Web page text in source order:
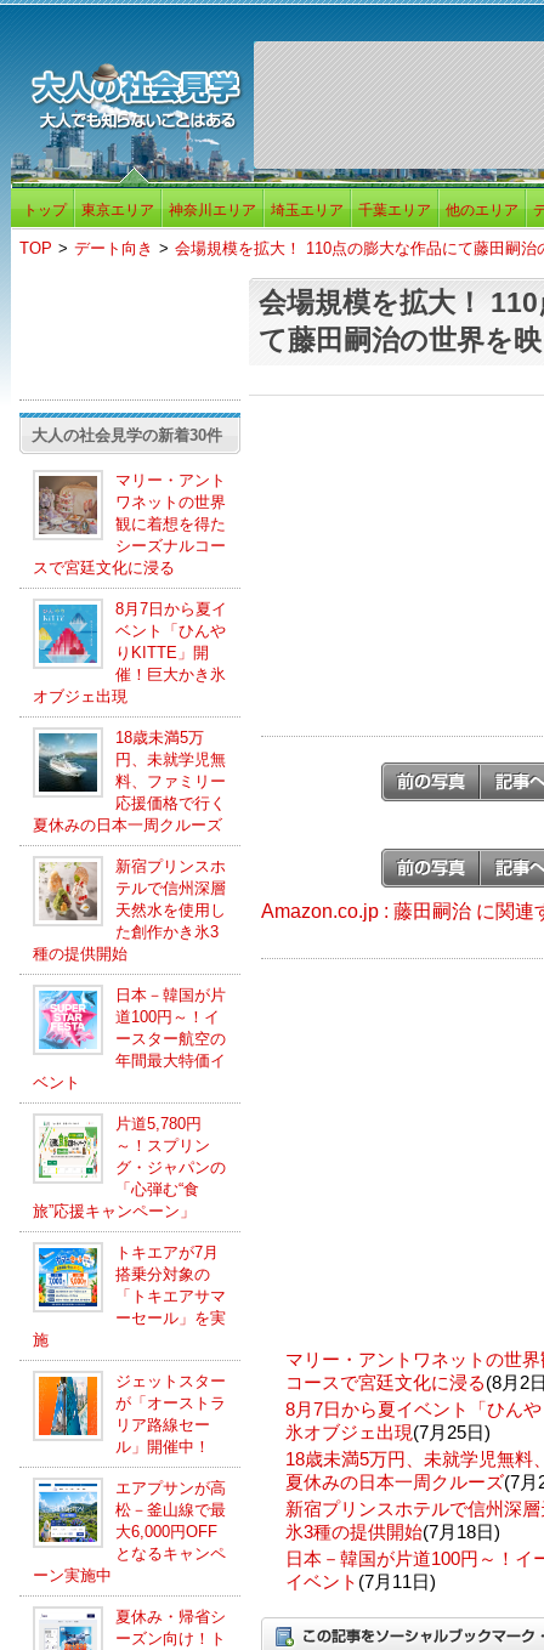
トップ 東京エリア 神奈川エリア 埼玉エリア 千葉エリア 他のエリア
TOP > デート向き > 会場規模を拡大！ 110点の膨大な作品にて藤田嗣治
大人の社会見学の新着30件
マリー・アント
ワネットの世界
観に着想を得た
シーズナルコー
スで宮廷文化に浸る
8月7日から夏イ
ベント「ひんや
りKITTE」開
催！巨大かき氷
オブジェ出現
18歳未満5万
円、未就学児無
料、ファミリー
応援価格で行く
夏休みの日本一周クルーズ
新宿プリンスホ
テルで信州深層
天然水を使用し
た創作かき氷3
種の提供開始
日本－韓国が片
道100円～！イ
ースター航空の
年間最大特価イ
ベント
片道5,780円
～！スプリン
グ・ジャパンの
「心弾む“食
旅”応援キャンペーン」
トキエアが7月
搭乗分対象の
「トキエアサマ
ーセール」を実
施
ジェットスター
が「オーストラ
リア路線セー
ル」開催中！
エアプサンが高
松－釜山線で最
大6,000円OFF
となるキャンペ
ーン実施中
夏休み・帰省シ
ーズン向け！ト
会場規模を拡大！
て藤田嗣治の世界を
Amazon.co.jp : 藤田嗣治 に関連
マリー・アントワネットの世
コースで宮廷文化に浸る(8月2
8月7日から夏イベント「ひん
氷オブジェ出現(7月25日)
18歳未満5万円、未就学児無料
夏休みの日本一周クルーズ(7月
新宿プリンスホテルで信州深
氷3種の提供開始(7月18日)
日本－韓国が片道100円～！イ
イベント (7月11日)